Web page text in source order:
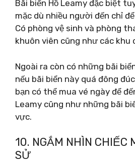
Bãi biển Hồ Leamy đặc biệt
mặc dù nhiều người đến chỉ
Có phòng vệ sinh và phòng
khuôn viên cũng như các khu
Ngoài ra còn có những bãi
nếu bãi biển này quá đông
bạn có thể mua vé ngày để
Leamy cũng như những bãi
vực.
10. NGẮM NHÌN CHIẾC
SỬ